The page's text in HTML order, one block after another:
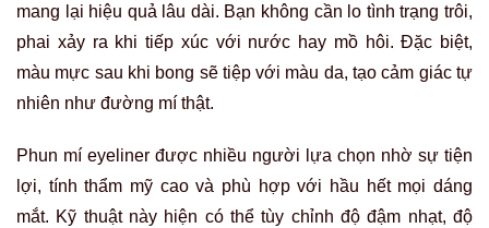
mang lại hiệu quả lâu dài. Bạn không cần lo tình trạng trôi,
phai xảy ra khi tiếp xúc với nước hay mồ hôi. Đặc biệt,
màu mực sau khi bong sẽ tiệp với màu da, tạo cảm giác tự
nhiên như đường mí thật.
Phun mí eyeliner được nhiều người lựa chọn nhờ sự tiện
lợi, tính thẩm mỹ cao và phù hợp với hầu hết mọi dáng
mắt. Kỹ thuật này hiện có thể tùy chỉnh độ đậm nhạt, độ